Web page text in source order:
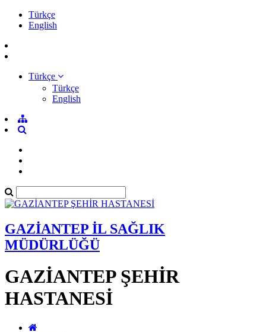
Türkçe
English
Türkçe
Türkçe
English
GAZİANTEP İL SAĞLIK
MÜDÜRLÜĞÜ
GAZİANTEP ŞEHİR
HASTANESİ